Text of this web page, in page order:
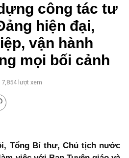
công tác tư
hiện đại,
vận hành
mọi bối cảnh
7,854lượt xem
Tổng Bí thư, Chủ tịch nước